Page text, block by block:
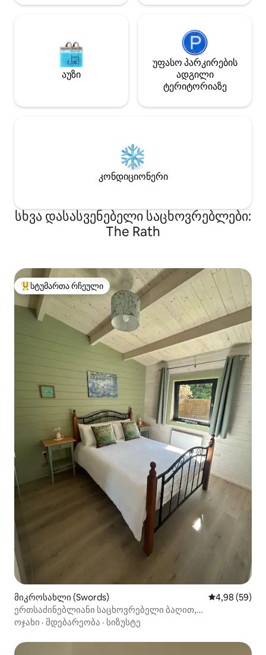
სწრაფად ივსება — დაჯავშნეთ ადრე!
აუზი
უფასო პარკირების
ადგილი
ტერიტორიაზე
კონდიციონერი
სხვა დასასვენებელი საცხოვრებლები:
The Rath
სტუმართა რჩეული მოწინავე ვარიანტი
სტუმართა რჩეული
მიკროსახლი (Swords) საშუალო
4,98 (59)
ერთსაძინებლიანი საცხოვრებელი ბაღით,
აეროპორტიდან 5 წუთის სავალზე
ოჯახი · მდებარეობა · სიზუსტე